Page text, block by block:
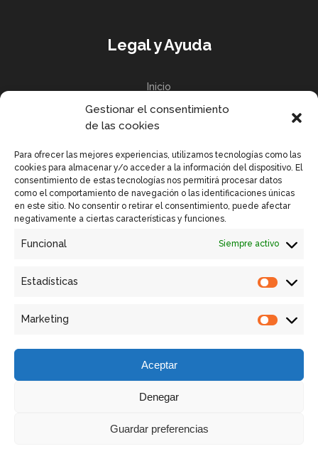
Gestionar el consentimiento
de las cookies
Para ofrecer las mejores experiencias, utilizamos tecnologías como las
cookies para almacenar y/o acceder a la información del dispositivo. El
consentimiento de estas tecnologías nos permitirá procesar datos
como el comportamiento de navegación o las identificaciones únicas
en este sitio. No consentir o retirar el consentimiento, puede afectar
negativamente a ciertas características y funciones.
Funcional Siempre activo
Estadísticas
Marketing
Aceptar
Denegar
Guardar preferencias
Legal y Ayuda
Inicio
Política de privacidad
Enlaces Rápidos
Copyright © GSM - Global Solutions Metrology |